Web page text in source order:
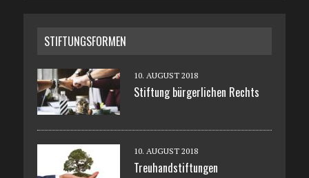
STIFTUNGSFORMEN
10. AUGUST 2018
Stiftung bürgerlichen Rechts
10. AUGUST 2018
Treuhandstiftungen